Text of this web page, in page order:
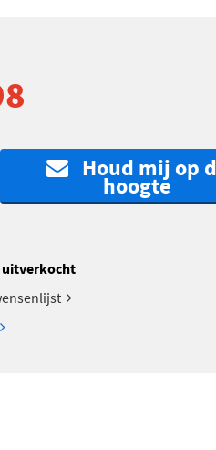
Houd mij op
hoogte